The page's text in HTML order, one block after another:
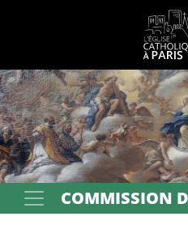
Votre recherche
Panneau de gestion des cookies